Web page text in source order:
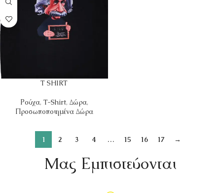
T SHIRT
Ρούχα, T-Shirt, Δώρα,
Προσωποποιημένα Δώρα
1 2 3 4 … 15 16 17 →
Mας Εμπιστεύονται